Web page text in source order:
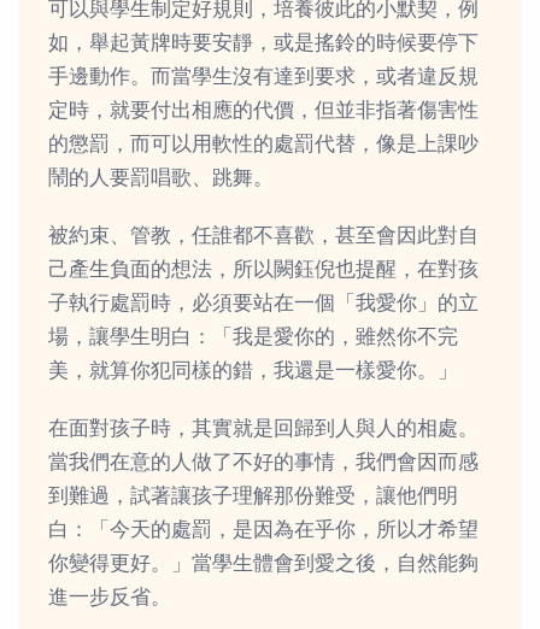
可以與學生制定好規則，培養彼此的小默契，例
如，舉起黃牌時要安靜，或是搖鈴的時候要停下
手邊動作。而當學生沒有達到要求，或者違反規
定時，就要付出相應的代價，但並非指著傷害性
的懲罰，而可以用軟性的處罰代替，像是上課吵
鬧的人要罰唱歌、跳舞。
被約束、管教，任誰都不喜歡，甚至會因此對自
己產生負面的想法，所以闕鈺倪也提醒，在對孩
子執行處罰時，必須要站在一個「我愛你」的立
場，讓學生明白：「我是愛你的，雖然你不完
美，就算你犯同樣的錯，我還是一樣愛你。」
在面對孩子時，其實就是回歸到人與人的相處。
當我們在意的人做了不好的事情，我們會因而感
到難過，試著讓孩子理解那份難受，讓他們明
白：「今天的處罰，是因為在乎你，所以才希望
你變得更好。」當學生體會到愛之後，自然能夠
進一步反省。